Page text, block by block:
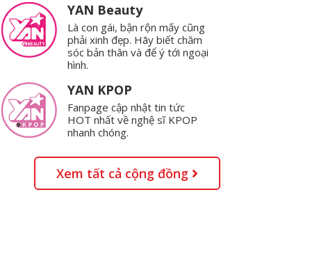
YAN Beauty
Là con gái, bận rộn mấy cũng
phải xinh đẹp. Hãy biết chăm
sóc bản thân và để ý tới ngoại
hình.
YAN KPOP
Fanpage cập nhật tin tức
HOT nhất về nghệ sĩ KPOP
nhanh chóng.
Xem tất cả cộng đồng